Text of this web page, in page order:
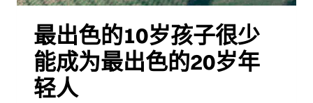
最出色的10岁孩子很少
能成为最出色的20岁年
轻人